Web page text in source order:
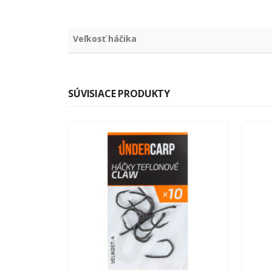
Veľkosť háčika
SÚVISIACE PRODUKTY